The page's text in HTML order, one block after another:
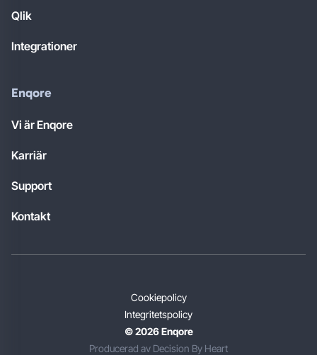
Qlik
Integrationer
Enqore
Vi är Enqore
Karriär
Support
Kontakt
© 2026 Enqore
Producerad av Decision By Heart
Cookiepolicy
Integritetspolicy